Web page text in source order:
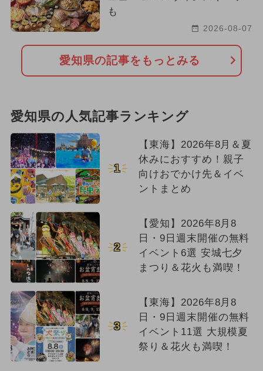
も
2026-08-07
愛知県の記事をもっとみる
愛知県の人気記事ランキング
1
【東海】2026年8月＆夏
休みにおすすめ！親子
向けおでかけ先＆イベ
ントまとめ
2
【愛知】2026年8月8
日・9日週末開催の無料
イベント6選 安城七夕
まつり＆花火も満喫！
3
【東海】2026年8月8
日・9日週末開催の無料
イベント11選 大規模夏
祭り＆花火も満喫！